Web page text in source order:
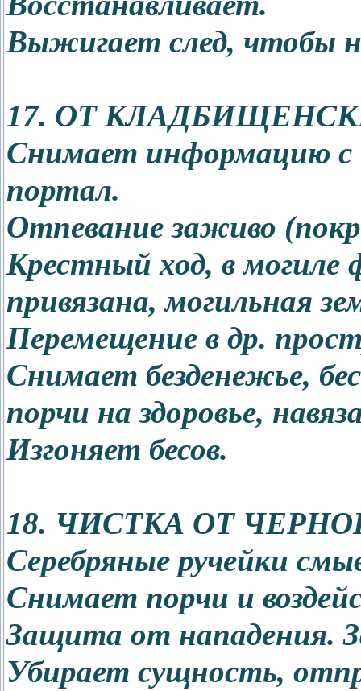
Выжигает след, чтобы
17. ОТ
Снимает информацию с
портал.
Отпевание заживо
Крестный ход, в могиле
привязана, могильная
Перемещение в др.
Снимает безденежье,
порчи на здоровье,
Изгоняет бесов.
18. ЧИСТКА ОТ
Серебряные ручейки
Снимает порчи и
Защита от нападения.
Убирает сущность,